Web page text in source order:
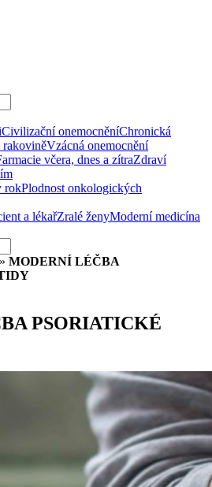
Civilizační onemocněníChronická
Vzácná onemocnění
včera, dnes a zítraZdraví
rokPlodnost onkologických
a lékařZralé ženyModerní medicína
» MODERNÍ LÉČBA
PSORIATICKÉ